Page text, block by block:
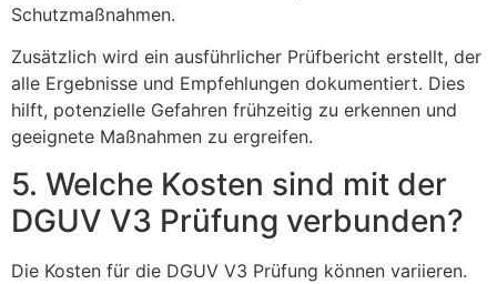
Schutzmaßnahmen.
Zusätzlich wird ein ausführlicher Prüfbericht erstellt, der
alle Ergebnisse und Empfehlungen dokumentiert. Dies
hilft, potenzielle Gefahren frühzeitig zu erkennen und
geeignete Maßnahmen zu ergreifen.
5. Welche Kosten sind mit der
DGUV V3 Prüfung verbunden?
Die Kosten für die DGUV V3 Prüfung können variieren.